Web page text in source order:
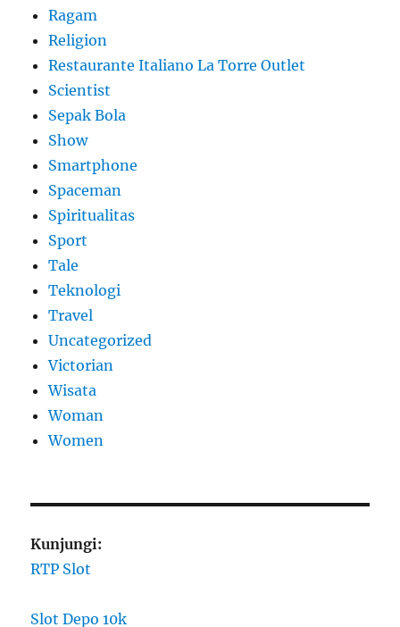
Ragam
Religion
Restaurante Italiano La Torre Outlet
Scientist
Sepak Bola
Show
Smartphone
Spaceman
Spiritualitas
Sport
Tale
Teknologi
Travel
Uncategorized
Victorian
Wisata
Woman
Women
Kunjungi:
RTP Slot
Slot Depo 10k